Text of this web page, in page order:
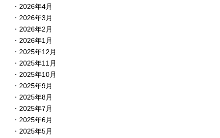
2026年4月
2026年3月
2026年2月
2026年1月
2025年12月
2025年11月
2025年10月
2025年9月
2025年8月
2025年7月
2025年6月
2025年5月